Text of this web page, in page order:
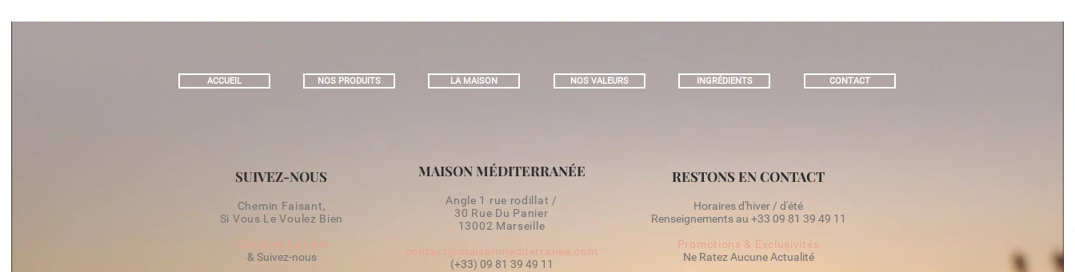
ACCUEIL NOS PRODUITS LA MAISON NOS VALEURS INGRÉDIENTS CONTACT
SUIVEZ-NOUS
Chemin Faisant,
Si Vous Le Voulez Bien
Gardons Le Lien
& Suivez-nous
MAISON MÉDITERRANÉE
Angle 1 rue rodillat /
30 Rue Du Panier
13002 Marseille
contact@maisonmediterranee.com
(+33) 09 81 39 49 11
RESTONS EN CONTACT
Horaires d'hiver / d'été
Renseignements au +33 09 81 39 49 11​
Promotions & Exclusivités
Ne Ratez Aucune Actualité